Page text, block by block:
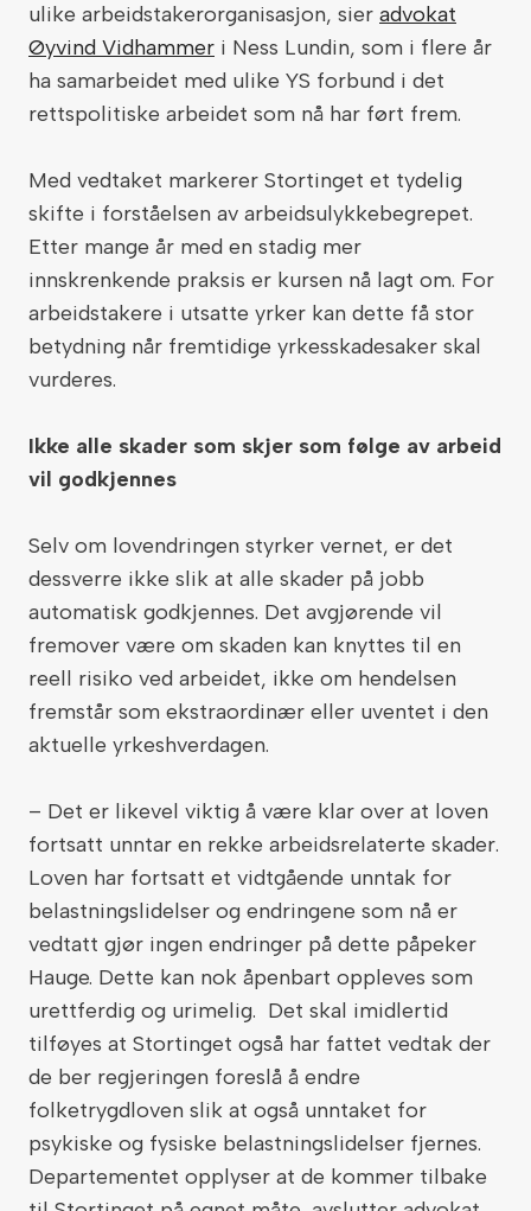
ulike arbeidstakerorganisasjon, sier advokat
Øyvind Vidhammer i Ness Lundin, som i flere år
ha samarbeidet med ulike YS forbund i det
rettspolitiske arbeidet som nå har ført frem.
Med vedtaket markerer Stortinget et tydelig
skifte i forståelsen av arbeidsulykkebegrepet.
Etter mange år med en stadig mer
innskrenkende praksis er kursen nå lagt om. For
arbeidstakere i utsatte yrker kan dette få stor
betydning når fremtidige yrkesskadesaker skal
vurderes.
Ikke alle skader som skjer som følge av arbeid
vil godkjennes
Selv om lovendringen styrker vernet, er det
dessverre ikke slik at alle skader på jobb
automatisk godkjennes. Det avgjørende vil
fremover være om skaden kan knyttes til en
reell risiko ved arbeidet, ikke om hendelsen
fremstår som ekstraordinær eller uventet i den
aktuelle yrkeshverdagen.
– Det er likevel viktig å være klar over at loven
fortsatt unntar en rekke arbeidsrelaterte skader.
Loven har fortsatt et vidtgående unntak for
belastningslidelser og endringene som nå er
vedtatt gjør ingen endringer på dette påpeker
Hauge. Dette kan nok åpenbart oppleves som
urettferdig og urimelig. Det skal imidlertid
tilføyes at Stortinget også har fattet vedtak der
de ber regjeringen foreslå å endre
folketrygdloven slik at også unntaket for
psykiske og fysiske belastningslidelser fjernes.
Departementet opplyser at de kommer tilbake